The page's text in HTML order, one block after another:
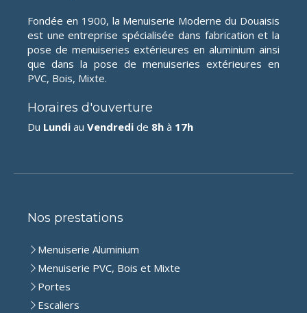
Fondée en 1900, la Menuiserie Moderne du Douaisis
est une entreprise spécialisée dans fabrication et la
pose de menuiseries extérieures en aluminium ainsi
que dans la pose de menuiseries extérieures en
PVC, Bois, Mixte.
Horaires d'ouverture
Du Lundi au Vendredi de 8h à 17h
Nos prestations
Menuiserie Aluminium
Menuiserie PVC, Bois et Mixte
Portes
Escaliers